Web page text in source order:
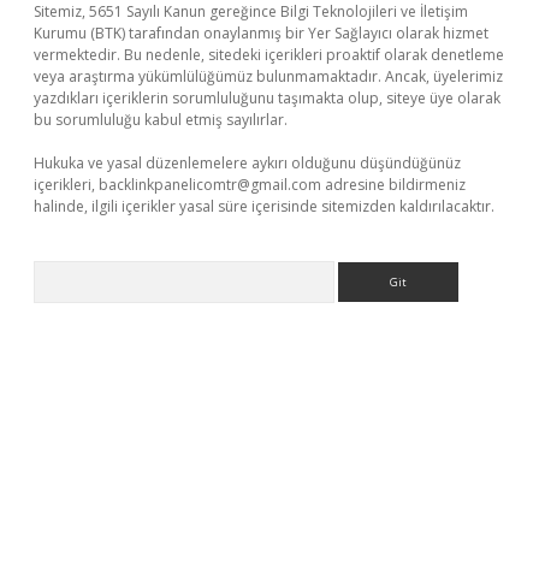
Sitemiz, 5651 Sayılı Kanun gereğince Bilgi Teknolojileri ve İletişim
Kurumu (BTK) tarafından onaylanmış bir Yer Sağlayıcı olarak hizmet
vermektedir. Bu nedenle, sitedeki içerikleri proaktif olarak denetleme
veya araştırma yükümlülüğümüz bulunmamaktadır. Ancak, üyelerimiz
yazdıkları içeriklerin sorumluluğunu taşımakta olup, siteye üye olarak
bu sorumluluğu kabul etmiş sayılırlar.
Hukuka ve yasal düzenlemelere aykırı olduğunu düşündüğünüz
içerikleri, backlinkpanelicomtr@gmail.com adresine bildirmeniz
halinde, ilgili içerikler yasal süre içerisinde sitemizden kaldırılacaktır.